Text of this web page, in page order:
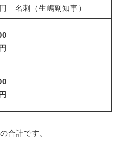
名刺（生嶋副知事）
円
円
計です。